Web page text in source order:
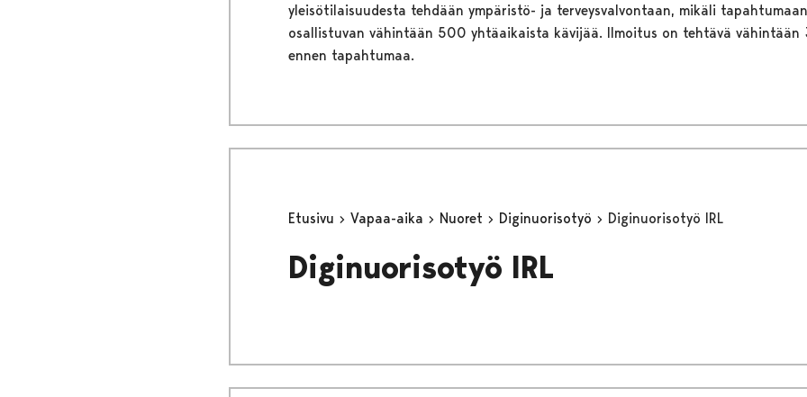
yleisötilaisuudesta tehdään ympäristö- ja terveysvalvontaan, mikäli
osallistuvan vähintään 500 yhtäaikaista kävijää. Ilmoitus on tehtävä
ennen tapahtumaa.
Etusivu Vapaa-aika Nuoret Diginuorisotyö Diginuorisotyö IRL
Diginuorisotyö IRL